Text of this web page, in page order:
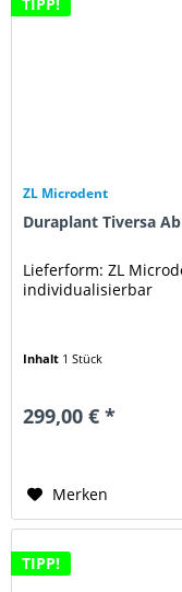
ZL Microdent
Duraplant Tiversa
Lieferform: ZL
individualisierbar
Inhalt 1 Stück
299,00 € *
Merken
TIPP!